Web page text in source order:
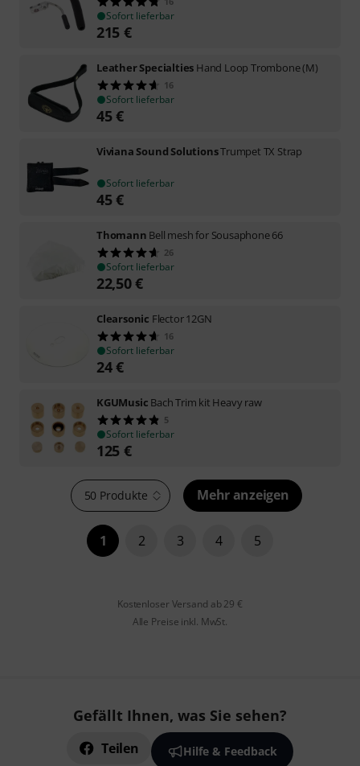
Sofort lieferbar
215 €
Leather Specialties Hand Loop Trombone (M)
16
Sofort lieferbar
45€
Viviana Sound SolutionsTrumpet TX Strap
Sofort lieferbar
45€
Thomann Bell mesh for Sousaphone 66
26
Sofort lieferbar
22,50€
Clearsonic Flector 12GN
16
Sofort lieferbar
24€
KGUMusic Bach Trim kit Heavy raw
5
Sofort lieferbar
125 €
50 Produkte Mehr anzeigen
1 2 3 4 5
Kostenloser Versand ab 29 €
Alle Preise inkl. MwSt.
Gefällt Ihnen, was Sie sehen?
Teilen Hilfe & Feedback